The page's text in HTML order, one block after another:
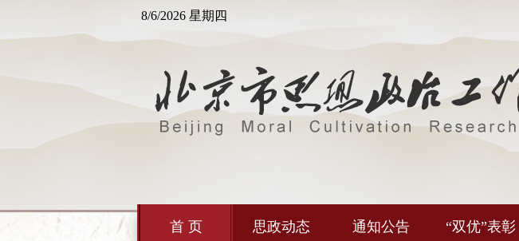
8/6/2026 星期四
首 页 思政动态 通知公告 “双优”表彰